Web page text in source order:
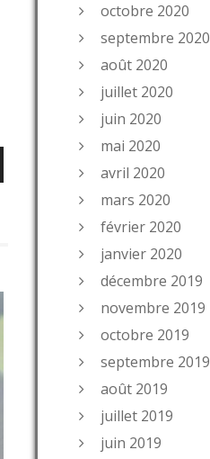
octobre 2020
septembre 2020
août 2020
juillet 2020
juin 2020
mai 2020
avril 2020
mars 2020
février 2020
janvier 2020
décembre 2019
novembre 2019
octobre 2019
septembre 2019
août 2019
juillet 2019
juin 2019